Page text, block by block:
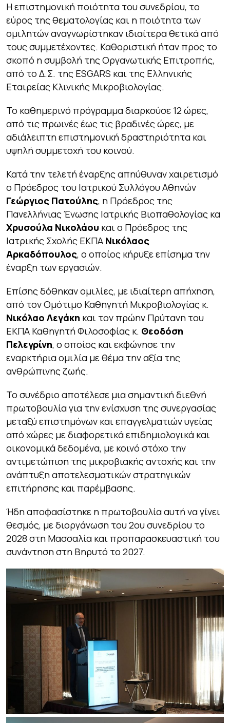
Η επιστημονική ποιότητα του συνεδρίου, το
εύρος της θεματολογίας και η ποιότητα των
ομιλητών αναγνωρίστηκαν ιδιαίτερα θετικά από
τους συμμετέχοντες. Καθοριστική ήταν προς το
σκοπό η συμβολή της Οργανωτικής Επιτροπής,
από το Δ.Σ. της ESGARS και της Ελληνικής
Εταιρείας Κλινικής Μικροβιολογίας.
Το καθημερινό πρόγραμμα διαρκούσε 12 ώρες,
από τις πρωινές έως τις βραδινές ώρες, με
αδιάλειπτη επιστημονική δραστηριότητα και
υψηλή συμμετοχή του κοινού.
Κατά την τελετή έναρξης απηύθυναν χαιρετισμό
ο Πρόεδρος του Ιατρικού Συλλόγου Αθηνών
Γεώργιος Πατούλης, η Πρόεδρος της
Πανελλήνιας Ένωσης Ιατρικής Βιοπαθολογίας κα
Χρυσούλα Νικολάου και ο Πρόεδρος της
Ιατρικής Σχολής ΕΚΠΑ Νικόλαος
Αρκαδόπουλος, ο οποίος κήρυξε επίσημα την
έναρξη των εργασιών.
Επίσης δόθηκαν ομιλίες, με ιδιαίτερη απήχηση,
από τον Ομότιμο Καθηγητή Μικροβιολογίας κ.
Νικόλαο Λεγάκη και τον πρώην Πρύτανη του
ΕΚΠΑ Καθηγητή Φιλοσοφίας κ. Θεοδόση
Πελεγρίνη, ο οποίος και εκφώνησε την
εναρκτήρια ομιλία με θέμα την αξία της
ανθρώπινης ζωής.
Το συνέδριο αποτέλεσε μια σημαντική διεθνή
πρωτοβουλία για την ενίσχυση της συνεργασίας
μεταξύ επιστημόνων και επαγγελματιών υγείας
από χώρες με διαφορετικά επιδημιολογικά και
οικονομικά δεδομένα, με κοινό στόχο την
αντιμετώπιση της μικροβιακής αντοχής και την
ανάπτυξη αποτελεσματικών στρατηγικών
επιτήρησης και παρέμβασης.
Ήδη αποφασίστηκε η πρωτοβουλία αυτή να γίνει
θεσμός, με διοργάνωση του 2ου συνεδρίου το
2028 στη Μασσαλία και προπαρασκευαστική του
συνάντηση στη Βηρυτό το 2027.